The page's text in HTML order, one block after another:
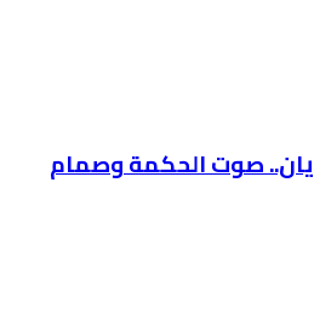
صوت الحكمة وصمام